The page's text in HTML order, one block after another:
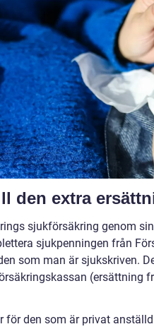
den extra
sjukförsäkring genom
sjukpenningen från
som man är sjukskriven.
(ersättning
för den som är privat